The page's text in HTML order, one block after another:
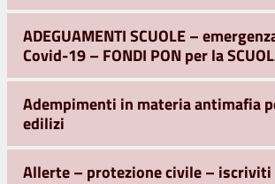
ADEGUAMENTI SCUOLE –
Covid-19 – FONDI PON per la
Adempimenti in materia antimafia
edilizi
Allerte – protezione civile – iscriviti